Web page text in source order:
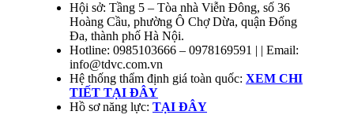
Hội sở: Tầng 5 – Tòa nhà Viễn Đông, số 36
Hoàng Cầu, phường Ô Chợ Dừa, quận Đống
Đa, thành phố Hà Nội.
Hotline: 0985103666 – 0978169591 | | Email:
info@tdvc.com.vn
Hệ thống thẩm định giá toàn quốc: XEM CHI
TIẾT TẠI ĐÂY
Hồ sơ năng lực: TẠI ĐÂY